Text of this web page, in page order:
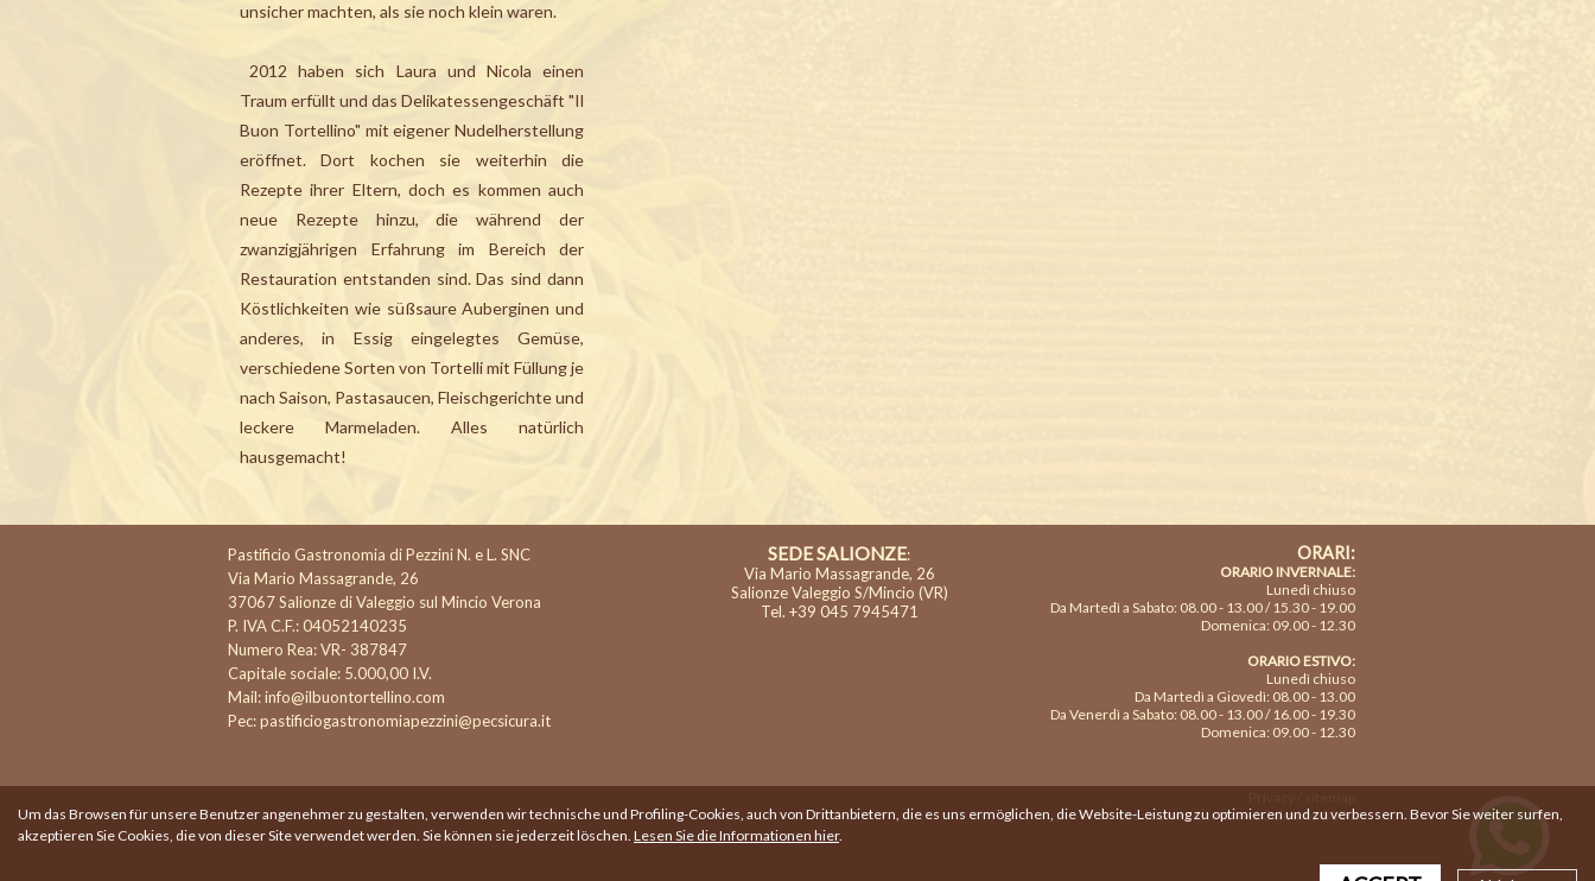
unsicher machten, als sie noch klein waren.
2012 haben sich Laura und Nicola einen
Traum erfüllt und das Delikatessengeschäft "Il
Buon Tortellino" mit eigener Nudelherstellung
eröffnet. Dort kochen sie weiterhin die
Rezepte ihrer Eltern, doch es kommen auch
neue Rezepte hinzu, die während der
zwanzigjährigen Erfahrung im Bereich der
Restauration entstanden sind. Das sind dann
Köstlichkeiten wie süßsaure Auberginen und
anderes, in Essig eingelegtes Gemüse,
verschiedene Sorten von Tortelli mit Füllung je
nach Saison, Pastasaucen, Fleischgerichte und
leckere Marmeladen. Alles natürlich
hausgemacht!
Pastificio Gastronomia di Pezzini N. e L. SNC
Via Mario Massagrande, 26
37067 Salionze di Valeggio sul Mincio Verona
P. IVA C.F.: 04052140235
Numero Rea: VR- 387847
Capitale sociale: 5.000,00 I.V.
Mail:info@ilbuontortellino.com
Pec:pastificiogastronomiapezzini@pecsicura.it
SEDE SALIONZE:
Via Mario Massagrande, 26
Salionze Valeggio S/Mincio (VR)
Tel. +39 045 7945471
ORARI:
ORARIO INVERNALE:
Lunedì chiuso
Da Martedì a Sabato: 08.00 - 13.00 / 15.30 - 19.00
Domenica: 09.00 - 12.30
ORARIO ESTIVO:
Lunedì chiuso
Da Martedì a Giovedì: 08.00 - 13.00
Da Venerdì a Sabato: 08.00 - 13.00 / 16.00 - 19.30
Domenica: 09.00 - 12.30
creazione siti internet Colombo 3000
Um das Browsen für unsere Benutzer angenehmer zu gestalten, verwenden wir technische und Profiling-Cookies, auch von Drittanbietern, die es uns ermöglichen, die Website-Leistung zu optimieren und zu verbessern. Bevor Sie weiter surfen,
akzeptieren Sie Cookies, die von dieser Site verwendet werden. Sie können sie jederzeit löschen. Lesen Sie die Informationen hier.